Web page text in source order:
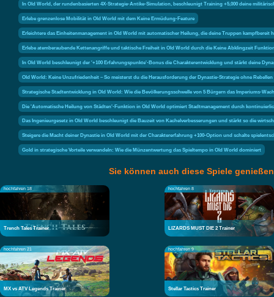
In Old World, der rundenbasierten 4X-Strategie-Antike-Simulation, beschleunigt Training +5,000 deine
Erlebe grenzenlose Mobilität in Old World mit dem Keine Ermüdung-Feature
Erleichtere das Einheitenmanagement in Old World mit automatischer Heilung, die deine Truppen kampfbereit
Erlebe atemberaubende Kettenangriffe und taktische Freiheit in Old World durch die Keine Abklingzeit
In Old World beschleunigt der '+100 Erfahrungspunkte'-Bonus die Charakterentwicklung und stärkt deine
Old World: Keine Unzufriedenheit – So meisterst du die Herausforderung der Dynastie-Strategie ohne
Strategische Stadtentwicklung in Old World: Wie die Bevölkerungsschwelle von 5 Bürgern das Imperiums-
Die 'Automatische Heilung von Städten'-Funktion in Old World optimiert Stadtmanagement durch
Das Ingenieurgesetz in Old World beschleunigt die Bauzeit von Kachelverbesserungen und stärkt so die
Steigere die Macht deiner Dynastie in Old World mit der Charaktererfahrung +100-Option und schalte
Gold in strategische Vorteile verwandeln: Wie die Münzentwertung das Spieltempo in Old World dominiert
Sie können auch diese Spiele genießen
hochfahren 18
Trench Tales Trainer
hochfahren 8
LIZARDS MUST DIE 2 Trainer
hochfahren 21
MX vs ATV Legends Trainer
hochfahren 9
Stellar Tactics Trainer